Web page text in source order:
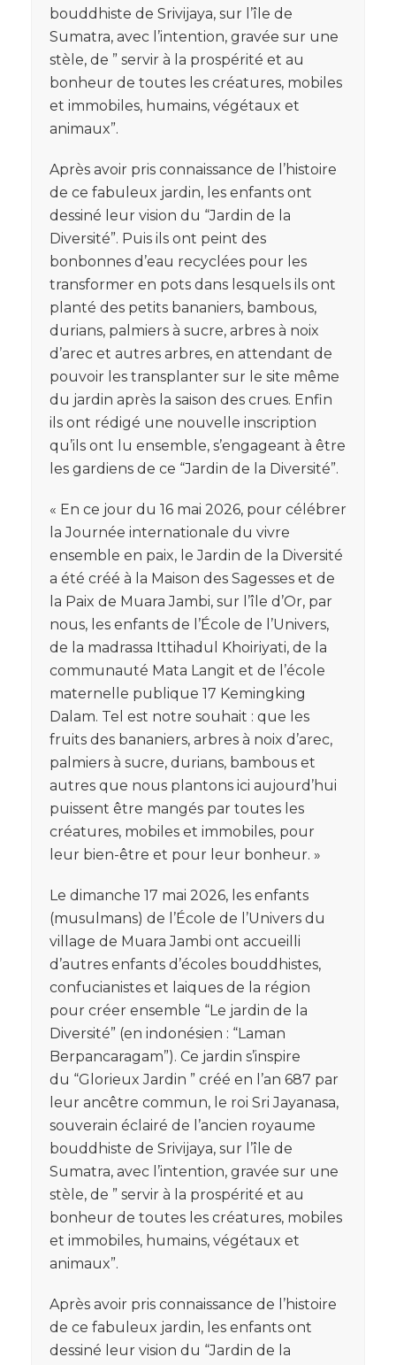
bouddhiste de Srivijaya, sur l’île de
Sumatra, avec l’intention, gravée sur une
stèle, de ” servir à la prospérité et au
bonheur de toutes les créatures, mobiles
et immobiles, humains, végétaux et
animaux”.
Après avoir pris connaissance de l’histoire
de ce fabuleux jardin, les enfants ont
dessiné leur vision du “Jardin de la
Diversité”. Puis ils ont peint des
bonbonnes d’eau recyclées pour les
transformer en pots dans lesquels ils ont
planté des petits bananiers, bambous,
durians, palmiers à sucre, arbres à noix
d’arec et autres arbres, en attendant de
pouvoir les transplanter sur le site même
du jardin après la saison des crues. Enfin
ils ont rédigé une nouvelle inscription
qu’ils ont lu ensemble, s’engageant à être
les gardiens de ce “Jardin de la Diversité”.
« En ce jour du 16 mai 2026, pour célébrer
la Journée internationale du vivre
ensemble en paix, le Jardin de la Diversité
a été créé à la Maison des Sagesses et de
la Paix de Muara Jambi, sur l’île d’Or, par
nous, les enfants de l’École de l’Univers,
de la madrassa Ittihadul Khoiriyati, de la
communauté Mata Langit et de l’école
maternelle publique 17 Kemingking
Dalam. Tel est notre souhait : que les
fruits des bananiers, arbres à noix d’arec,
palmiers à sucre, durians, bambous et
autres que nous plantons ici aujourd’hui
puissent être mangés par toutes les
créatures, mobiles et immobiles, pour
leur bien-être et pour leur bonheur. »
Le dimanche 17 mai 2026, les enfants
(musulmans) de l’École de l’Univers du
village de Muara Jambi ont accueilli
d’autres enfants d’écoles bouddhistes,
confucianistes et laiques de la région
pour créer ensemble “Le jardin de la
Diversité” (en indonésien : “Laman
Berpancaragam”). Ce jardin s’inspire
du “Glorieux Jardin ” créé en l’an 687 par
leur ancêtre commun, le roi Sri Jayanasa,
souverain éclairé de l’ancien royaume
bouddhiste de Srivijaya, sur l’île de
Sumatra, avec l’intention, gravée sur une
stèle, de ” servir à la prospérité et au
bonheur de toutes les créatures, mobiles
et immobiles, humains, végétaux et
animaux”.
Après avoir pris connaissance de l’histoire
de ce fabuleux jardin, les enfants ont
dessiné leur vision du “Jardin de la